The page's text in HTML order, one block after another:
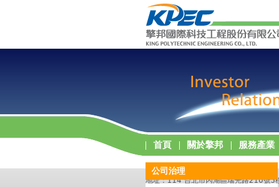
首頁 關於擎邦 服務產業
公司治理
地址：114 台北市內湖區瑞光路210